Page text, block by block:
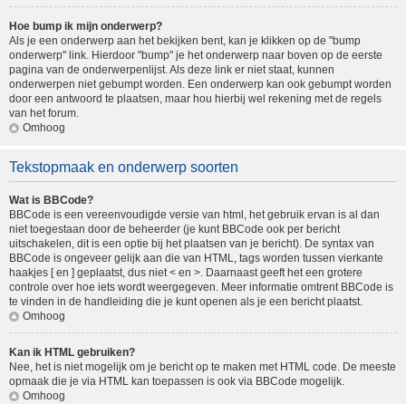
Hoe bump ik mijn onderwerp?
Als je een onderwerp aan het bekijken bent, kan je klikken op de "bump
onderwerp" link. Hierdoor "bump" je het onderwerp naar boven op de eerste
pagina van de onderwerpenlijst. Als deze link er niet staat, kunnen
onderwerpen niet gebumpt worden. Een onderwerp kan ook gebumpt worden
door een antwoord te plaatsen, maar hou hierbij wel rekening met de regels
van het forum.
Omhoog
Tekstopmaak en onderwerp soorten
Wat is BBCode?
BBCode is een vereenvoudigde versie van html, het gebruik ervan is al dan
niet toegestaan door de beheerder (je kunt BBCode ook per bericht
uitschakelen, dit is een optie bij het plaatsen van je bericht). De syntax van
BBCode is ongeveer gelijk aan die van HTML, tags worden tussen vierkante
haakjes [ en ] geplaatst, dus niet < en >. Daarnaast geeft het een grotere
controle over hoe iets wordt weergegeven. Meer informatie omtrent BBCode is
te vinden in de handleiding die je kunt openen als je een bericht plaatst.
Omhoog
Kan ik HTML gebruiken?
Nee, het is niet mogelijk om je bericht op te maken met HTML code. De meeste
opmaak die je via HTML kan toepassen is ook via BBCode mogelijk.
Omhoog